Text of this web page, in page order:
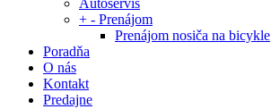
Autoservis
+ - Prenájom
Prenájom nosiča na bicykle
Poradňa
O nás
Kontakt
Predajne